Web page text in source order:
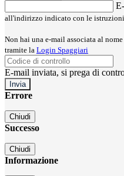
all'indirizzo indicato con le istruzioni
Non hai una e-mail associata al
tramite la Login Spaggiari
E-mail inviata, si prega di
Errore
Chiudi
Successo
Chiudi
Informazione